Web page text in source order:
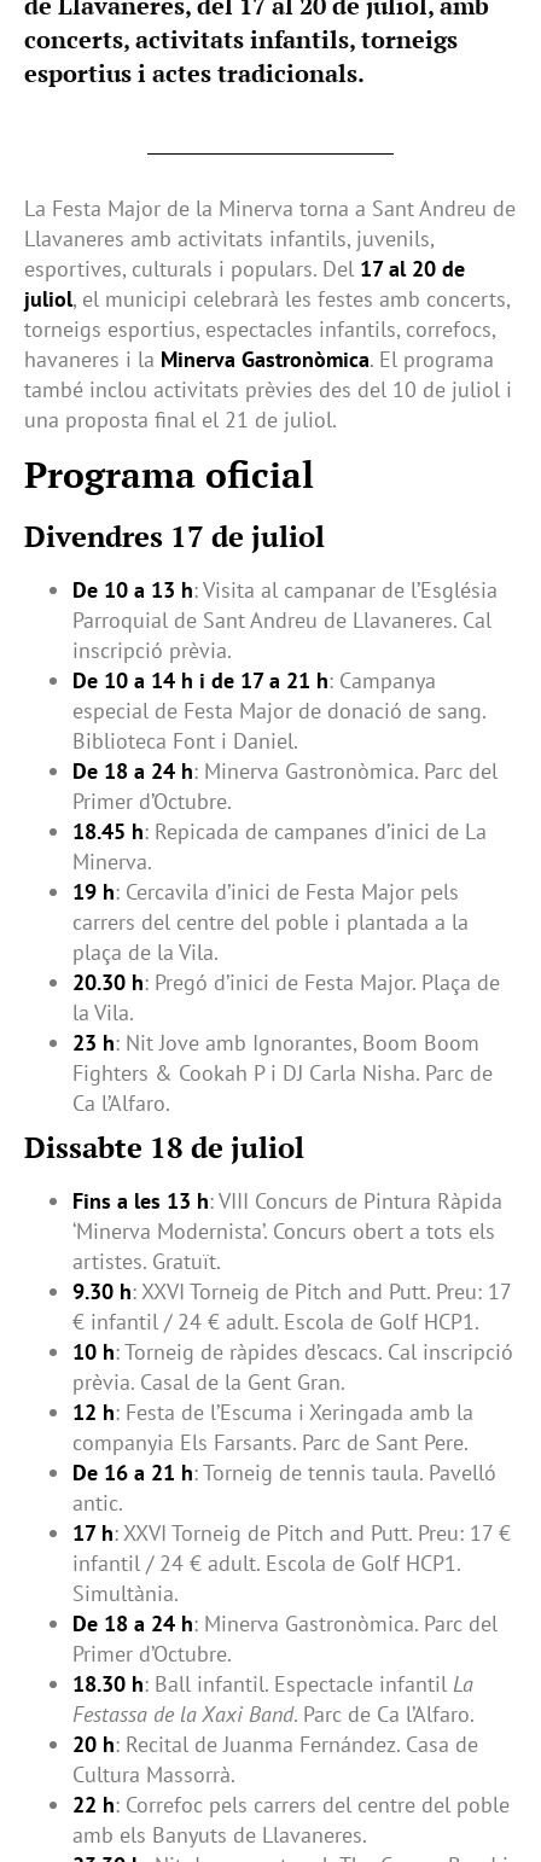
concerts, activitats infantils, torneigs
esportius i actes tradicionals.
La Festa Major de la Minerva torna a Sant Andreu de
Llavaneres amb activitats infantils, juvenils,
esportives, culturals i populars. Del 17 al 20 de
juliol, el municipi celebrarà les festes amb concerts,
torneigs esportius, espectacles infantils, correfocs,
havaneres i la Minerva Gastronòmica. El programa
també inclou activitats prèvies des del 10 de juliol i
una proposta final el 21 de juliol.
Programa oficial
Divendres 17 de juliol
De 10 a 13 h: Visita al campanar de l’Església
Parroquial de Sant Andreu de Llavaneres. Cal
inscripció prèvia.
De 10 a 14 h i de 17 a 21 h: Campanya
especial de Festa Major de donació de sang.
Biblioteca Font i Daniel.
De 18 a 24 h: Minerva Gastronòmica. Parc del
Primer d’Octubre.
18.45 h: Repicada de campanes d’inici de La
Minerva.
19 h: Cercavila d’inici de Festa Major pels
carrers del centre del poble i plantada a la
plaça de la Vila.
20.30 h: Pregó d’inici de Festa Major. Plaça de
la Vila.
23 h: Nit Jove amb Ignorantes, Boom Boom
Fighters & Cookah P i DJ Carla Nisha. Parc de
Ca l’Alfaro.
Dissabte 18 de juliol
Fins a les 13 h: VIII Concurs de Pintura Ràpida
‘Minerva Modernista’. Concurs obert a tots els
artistes. Gratuït.
9.30 h: XXVI Torneig de Pitch and Putt. Preu: 17
€ infantil / 24 € adult. Escola de Golf HCP1.
10 h: Torneig de ràpides d’escacs. Cal inscripció
prèvia. Casal de la Gent Gran.
12 h: Festa de l’Escuma i Xeringada amb la
companyia Els Farsants. Parc de Sant Pere.
De 16 a 21 h: Torneig de tennis taula. Pavelló
antic.
17 h: XXVI Torneig de Pitch and Putt. Preu: 17 €
infantil / 24 € adult. Escola de Golf HCP1.
Simultània.
De 18 a 24 h: Minerva Gastronòmica. Parc del
Primer d’Octubre.
18.30 h: Ball infantil. Espectacle infantil La
Festassa de la Xaxi Band. Parc de Ca l’Alfaro.
20 h: Recital de Juanma Fernández. Casa de
Cultura Massorrà.
22 h: Correfoc pels carrers del centre del poble
amb els Banyuts de Llavaneres.